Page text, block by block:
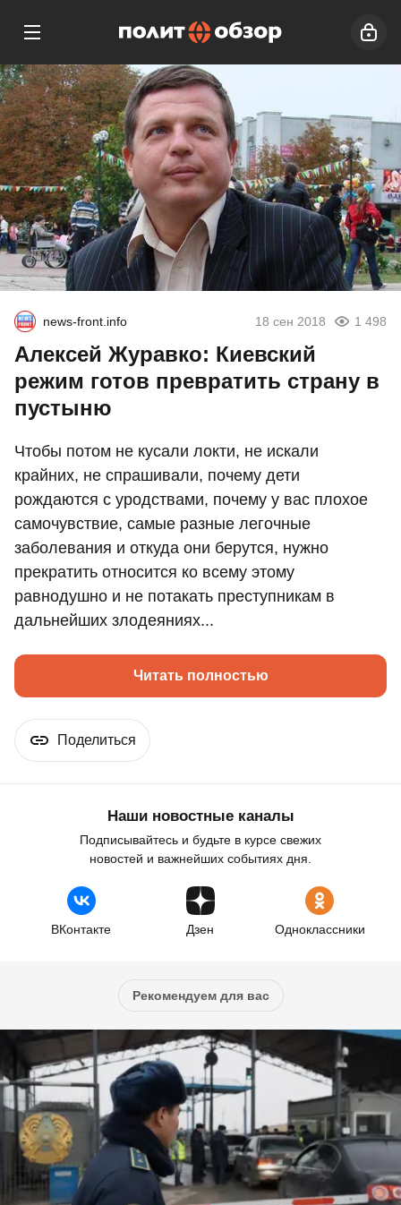
news-front.info 18 сен 2018 1 498
Алексей Журавко: Киевский
режим готов превратить страну в
пустыню
Чтобы потом не кусали локти, не искали
крайних, не спрашивали, почему дети
рождаются с уродствами, почему у вас плохое
самочувствие, самые разные легочные
заболевания и откуда они берутся, нужно
прекратить относится ко всему этому
равнодушно и не потакать преступникам в
дальнейших злодеяниях...
Читать полностью
Поделиться
Наши новостные каналы
Подписывайтесь и будьте в курсе свежих
новостей и важнейших событиях дня.
ВКонтакте Дзен Одноклассники
Рекомендуем для вас